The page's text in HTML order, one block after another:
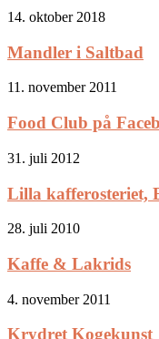
14. oktober 2018
Mandler i Saltbad
11. november 2011
Food Club på
31. juli 2012
Lilla kafferosteriet,
28. juli 2010
Kaffe & Lakrids
4. november 2011
Krydret Kogekunst